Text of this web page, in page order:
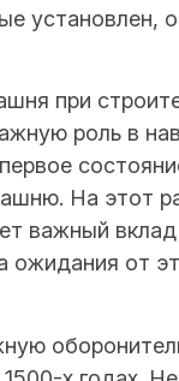
установлен,
при
роль в
На этот
важный
ожидания от